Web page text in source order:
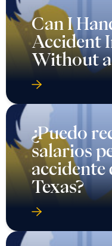
Can I
Accident
Without a
¿Puedo
salarios
accidente
Texas?